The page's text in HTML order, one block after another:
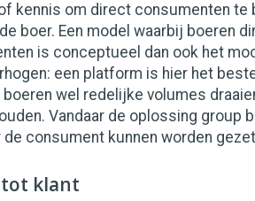
kennis om direct consumenten te
boer. Een model waarbij boeren
is conceptueel dan ook het
een platform is hier het
wel redelijke volumes
Vandaar de oplossing group
de consument kunnen worden
klant